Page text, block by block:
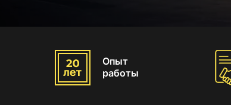
Опыт
работы